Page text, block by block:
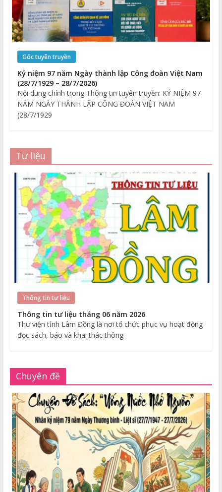
Góc tuyên truyền
Kỷ niệm 97 năm Ngày thành lập Công đoàn Việt Nam
(28/7/1929 – 28/7/2026)
Nội dung chính trong Thông tin tuyên truyền: KỶ NIỆM 97
NĂM NGÀY THÀNH LẬP CÔNG ĐOÀN VIỆT NAM
(28/7/1929
Tư liệu
Thông tin tư liệu
Thông tin tư liệu tháng 06 năm 2026
Thư viện tỉnh Lâm Đồng là nơi tổ chức phục vụ hoạt động
đọc sách, báo và khai thác thông
Chuyên đề